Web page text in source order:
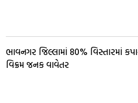
ભાવનગર જિલ્લામાં 80% વિસ્તારમાં
વિક્રમ જનક વાવેતર